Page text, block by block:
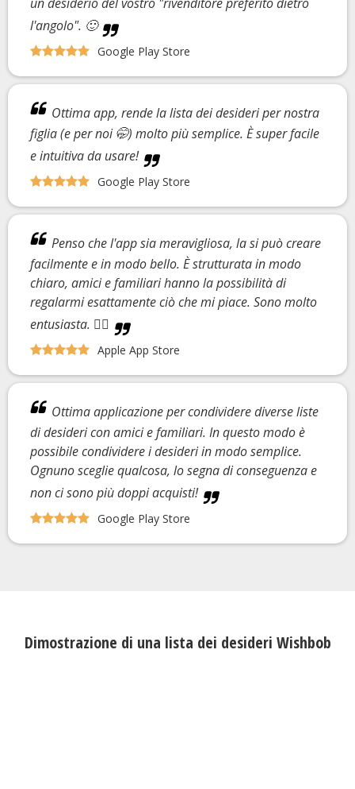
l'angolo". 🙂
Google Play Store
Ottima app, rende la lista dei desideri per nostra
figlia (e per noi 🤭) molto più semplice. È super facile
e intuitiva da usare!
Google Play Store
Penso che l'app sia meravigliosa, la si può creare
facilmente e in modo bello. È strutturata in modo
chiaro, amici e familiari hanno la possibilità di
regalarmi esattamente ciò che mi piace. Sono molto
entusiasta. 👍🏼
Apple App Store
Ottima applicazione per condividere diverse liste
di desideri con amici e familiari. In questo modo è
possibile condividere i desideri in modo semplice.
Ognuno sceglie qualcosa, lo segna di conseguenza e
non ci sono più doppi acquisti!
Google Play Store
Dimostrazione di una lista dei desideri Wishbob